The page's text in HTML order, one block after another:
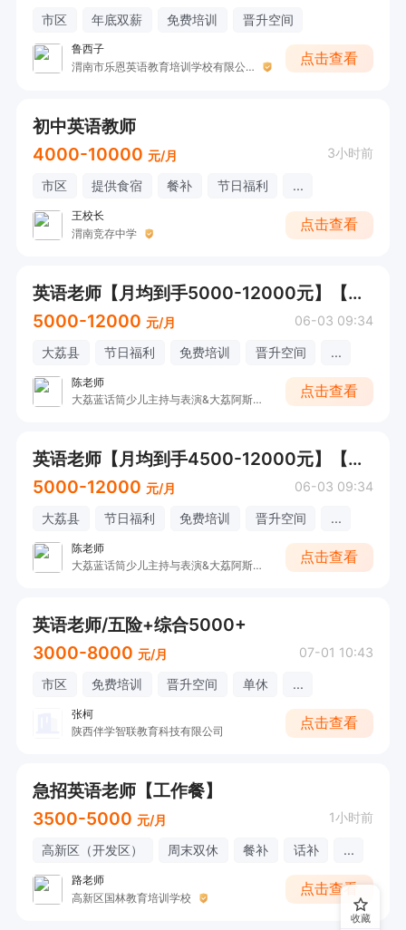
市区 年底双薪 免费培训 晋升空间
鲁西子
渭南市乐恩英语教育培训学校有限公司
点击查看
初中英语教师
4000-10000 元/月 3小时前
市区 提供食宿 餐补 节日福利 ...
王校长
渭南竞存中学
点击查看
英语老师【月均到手5000-12000元】【大荔县城】
5000-12000 元/月 06-03 09:34
大荔县 节日福利 免费培训 晋升空间 ...
陈老师
大荔蓝话筒少儿主持与表演&大荔阿斯顿英语
点击查看
英语老师【月均到手4500-12000元】【大荔县城】
5000-12000 元/月 06-03 09:34
大荔县 节日福利 免费培训 晋升空间 ...
陈老师
大荔蓝话筒少儿主持与表演&大荔阿斯顿英语
点击查看
英语老师/五险+综合5000+
3000-8000 元/月 07-01 10:43
市区 免费培训 晋升空间 单休 ...
张柯
陕西伴学智联教育科技有限公司
点击查看
急招英语老师【工作餐】
3500-5000 元/月 1小时前
高新区（开发区） 周末双休 餐补 话补 ...
路老师
高新区国林教育培训学校
点击查看
收藏